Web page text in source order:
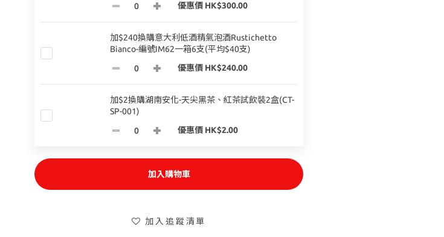
優惠價 HK$300.00
加$240換購意大利低酒精氣泡酒Rustichetto
Bianco-編號IM62一箱6支(平均$40支)
優惠價 HK$240.00
加$2換購湖南安化-天尖黑茶、紅茶試飲裝2盒(CT-
SP-001)
優惠價 HK$2.00
加入購物車
加入追蹤清單